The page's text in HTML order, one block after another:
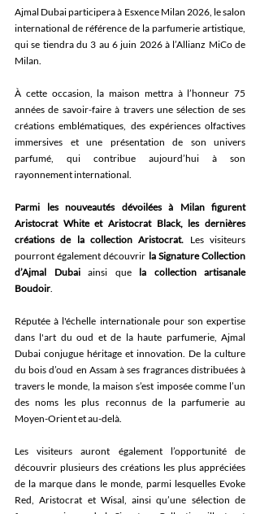
Ajmal Dubai participera à Esxence Milan 2026, le salon
international de référence de la parfumerie artistique,
qui se tiendra du 3 au 6 juin 2026 à l’Allianz MiCo de
Milan.
À cette occasion, la maison mettra à l’honneur 75
années de savoir-faire à travers une sélection de ses
créations emblématiques, des expériences olfactives
immersives et une présentation de son univers
parfumé, qui contribue aujourd’hui à son
rayonnement international.
Parmi les nouveautés dévoilées à Milan figurent
Aristocrat White et Aristocrat Black, les dernières
créations de la collection Aristocrat. Les visiteurs
pourront également découvrir la Signature Collection
d’Ajmal Dubai ainsi que la collection artisanale
Boudoir
Réputée à l'échelle internationale pour son expertise
dans l'art du oud et de la haute parfumerie, Ajmal
Dubai conjugue héritage et innovation. De la culture
du bois d’oud en Assam à ses fragrances distribuées à
travers le monde, la maison s’est imposée comme l’un
des noms les plus reconnus de la parfumerie au
Moyen-Orient et au-delà.
Les visiteurs auront également l’opportunité de
découvrir plusieurs des créations les plus appréciées
de la marque dans le monde, parmi lesquelles Evoke
Red, Aristocrat et Wisal, ainsi qu’une sélection de